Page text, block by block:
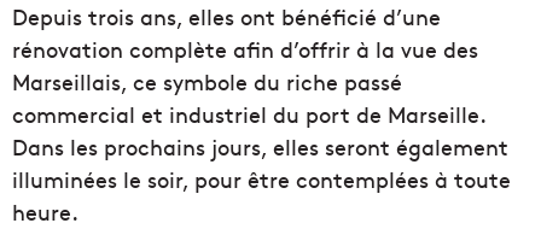
Depuis trois ans, elles ont bénéficié d’une
rénovation complète afin d’offrir à la vue des
Marseillais, ce symbole du riche passé
commercial et industriel du port de Marseille.
Dans les prochains jours, elles seront également
illuminées le soir, pour être contemplées à toute
heure.